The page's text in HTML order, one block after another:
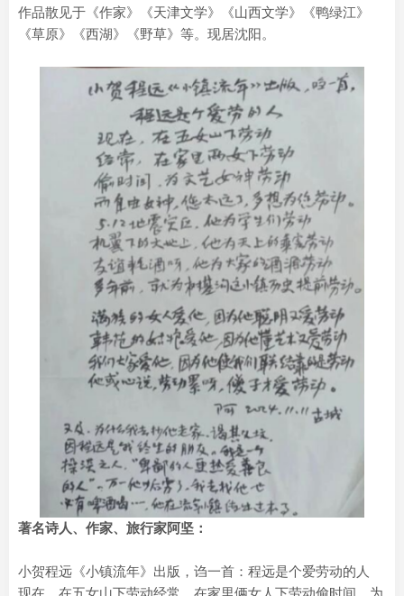
作品散见于《作家》《天津文学》《山西文学》《鸭绿江》
《草原》《西湖》《野草》等。现居沈阳。
著名诗人、作家、旅行家阿坚：
小贺程远《小镇流年》出版，诌一首：程远是个爱劳动的人